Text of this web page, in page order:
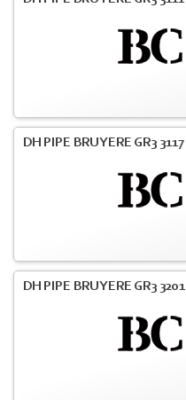
DH PIPE BRUYERE GR3 3117
DH PIPE BRUYERE GR3 3201